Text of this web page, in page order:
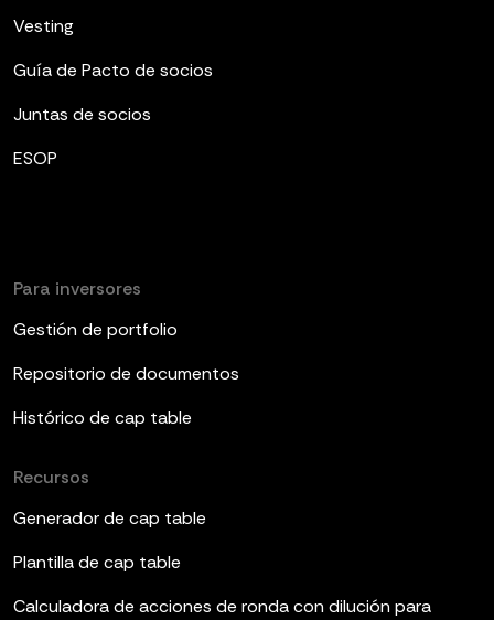
Vesting
Guía de Pacto de socios
Juntas de socios
ESOP
Para inversores
Gestión de portfolio
Repositorio de documentos
Histórico de cap table
Recursos
Generador de cap table
Plantilla de cap table
Calculadora de acciones de ronda con dilución para